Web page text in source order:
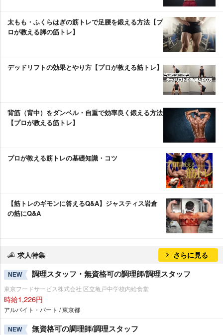
太もも・ふくらはぎの筋トレで足腰を鍛える方法【プ
ロが教える脚の筋トレ】
デッドリフトの効果とやり方【プロが教える筋トレ】
背筋（背中）をダンベル・自重で効率良く鍛える方法
【プロが教える筋トレ】
プロが教える筋トレの基礎知識・コツ
【筋トレのギモンに答えるQ&A】ジャスティス岩倉
の筋にQ&A
求人特集 さらに見る
NEW 調理スタッフ・無資格可の調理師/調理スタッフ
東京フードサービス株式会社 区立亀戸中学校内給食堂
時給1,226円
アルバイト・パート / 東京都
NEW 無資格可の調理師/調理スタッフ